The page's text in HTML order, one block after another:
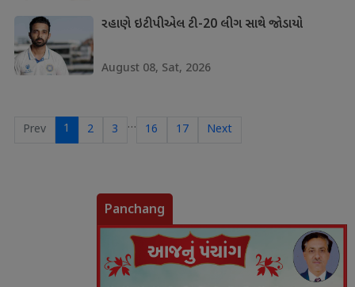
રહાણે ઇટીપીએલ ટી-20 લીગ સાથે જોડાયો
August 08, Sat, 2026
Prev 1 2 3 … 16 17 Next
Panchang